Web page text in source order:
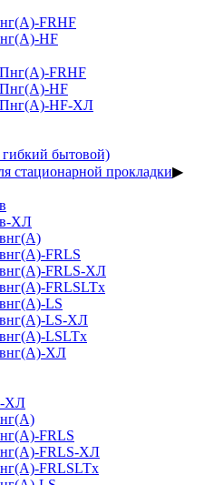
FRHF
HF
FRHF
HF
HF-ХЛ
бытовой)
стационарной прокладки▶
ХЛ
FRLS
FRLS-ХЛ
FRLSLTx
LS
LS-ХЛ
LSLTx
ХЛ
ХЛ
FRLS
FRLS-ХЛ
FRLSLTx